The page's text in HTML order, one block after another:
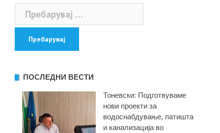
Пребарувај
за:
ПОСЛЕДНИ ВЕСТИ
Тоневски: Подготвуваме
нови проекти за
водоснабдување, патишта
и канализација во